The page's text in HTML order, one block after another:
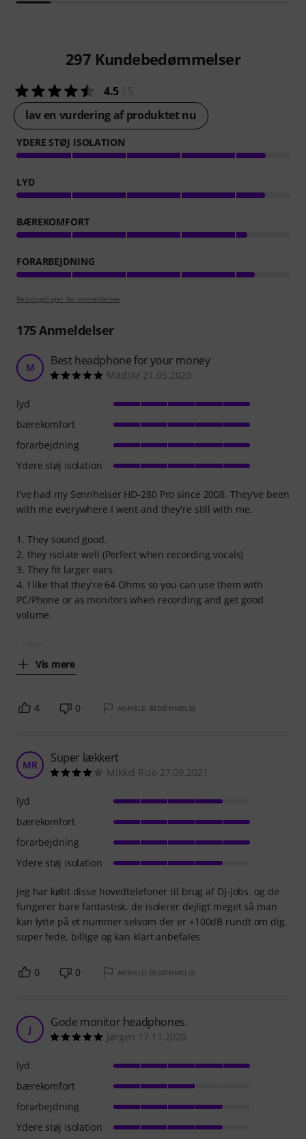
297 Kundebedømmelser
4.5
lav en vurdering af produktet nu
YDERE STØJ ISOLATION
LYD
BÆREKOMFORT
FORARBEJDNING
Retningslinjer for anmeldelser
175Anmeldelser
M Best headphone for your money
MadsM 21.05.2020
I've had my Sennheiser HD-280 Pro since 2008. They've been
with me everywhere I went and they're still with me.
1. They sound good.
2. they isolate well (Perfect when recording vocals)
3. They fit larger ears.
4. I like that they're 64 Ohms so you can use them with
PC/Phone or as monitors when recording and get good
volume.
Vis mere
lyd
bærekomfort
forarbejdning
Ydere støj isolation
4 0 ANMELD BEDØMMELSE
MR Super lækkert
Mikkel Rizo 27.09.2021
Jeg har købt disse hovedtelefoner til brug af DJ-jobs. og de
fungerer bare fantastisk. de isolerer dejligt meget så man
kan lytte på et nummer selvom der er +100dB rundt om dig.
super fede, billige og kan klart anbefales
lyd
bærekomfort
forarbejdning
Ydere støj isolation
0 0 ANMELD BEDØMMELSE
J Gode monitor headphones.
Jørgen 17.11.2020
lyd
bærekomfort
forarbejdning
Ydere støj isolation